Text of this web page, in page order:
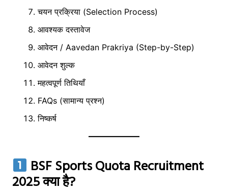
चयन प्रक्रिया (Selection Process)
आवश्यक दस्तावेज
आवेदन / Aavedan Prakriya (Step-by-Step)
आवेदन शुल्क
महत्वपूर्ण तिथियाँ
FAQs (सामान्य प्रश्न)
निष्कर्ष
BSF Sports Quota Recruitment
2025 क्या है?